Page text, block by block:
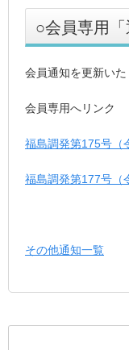
○会員専用
会員通知を更新いた
会員専用へリンク
福島調発第175号（
福島調発第177号（
その他通知一覧